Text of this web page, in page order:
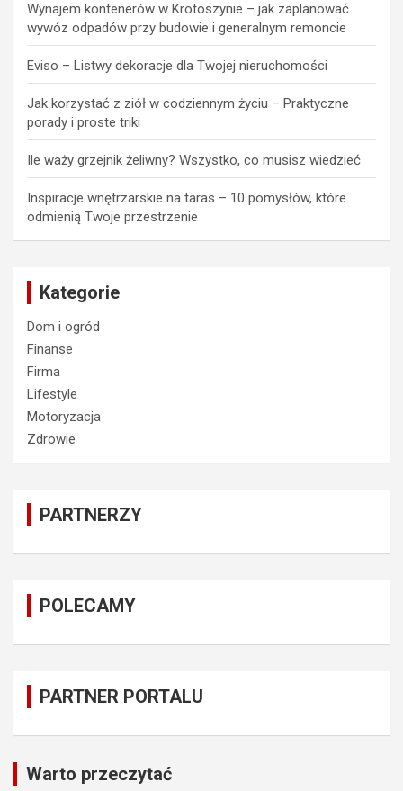
Wynajem kontenerów w Krotoszynie – jak zaplanować
wywóz odpadów przy budowie i generalnym remoncie
Eviso – Listwy dekoracje dla Twojej nieruchomości
Jak korzystać z ziół w codziennym życiu – Praktyczne
porady i proste triki
Ile waży grzejnik żeliwny? Wszystko, co musisz wiedzieć
Inspiracje wnętrzarskie na taras – 10 pomysłów, które
odmienią Twoje przestrzenie
Kategorie
Dom i ogród
Finanse
Firma
Lifestyle
Motoryzacja
Zdrowie
PARTNERZY
POLECAMY
PARTNER PORTALU
Warto przeczytać